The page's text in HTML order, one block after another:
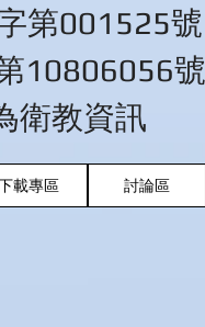
第001525號
10806056號
衛教資訊
載專區 討論區